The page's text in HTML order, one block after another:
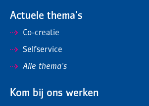
Actuele thema's
Co-creatie
Selfservice
Alle thema's
Kom bij ons werken